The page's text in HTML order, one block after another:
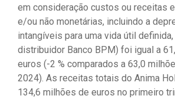
em consideração custos ou receitas
e/ou não monetárias, incluindo a
intangíveis para uma vida útil
distribuidor Banco BPM) foi igual a
euros (-2 % comparados a 63,0
2024). As receitas totais do Anima
134,6 milhões de euros no primeiro